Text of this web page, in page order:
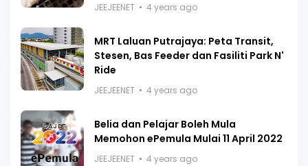
JEEJEENET 4 years ago
MRT Laluan Putrajaya: Peta Transit,
Stesen, Bas Feeder dan Fasiliti Park N'
Ride
JEEJEENET 4 years ago
Belia dan Pelajar Boleh Mula
Memohon ePemula Mulai 11 April 2022
JEEJEENET 4 years ago